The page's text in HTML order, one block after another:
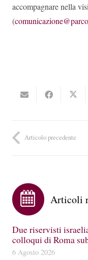
accompagnare nella
(
Articolo precedente
Articoli
Due riservisti
colloqui di Roma
6 Agosto 2026